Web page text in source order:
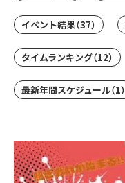
イベント結果（37）
タイムランキング（12）
最新年間スケジュール（1）